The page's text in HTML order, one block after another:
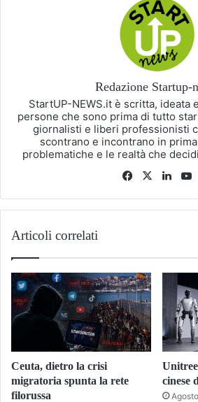
Redazione Startup-
StartUP-NEWS.it è scritta, ideata
persone che sono prima di tutto
giornalisti e liberi professionisti
scontrano e incontrano in
problematiche e le realtà che
Facebook
X
Articoli correlati
Ceuta, dietro la crisi
migratoria spunta la rete
filorussa
cinese